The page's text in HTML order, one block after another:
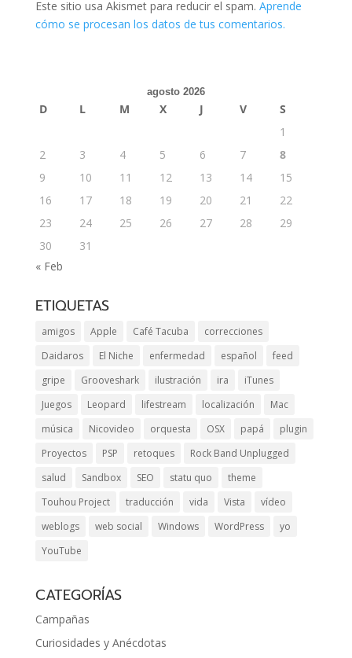
Este sitio usa Akismet para reducir el spam. Aprende
cómo se procesan los datos de tus comentarios.
agosto 2026
D L M X J V
S
1
2
3 4 5 6 7
8
9
10 11 12 13 14
15
16
17 18 19 20 21
22
23
24 25 26 27 28
29
30
31
« Feb
ETIQUETAS
amigos Apple Café Tacuba
correcciones
Daidaros
El Niche enfermedad español
feed
gripe
Grooveshark ilustración ira
iTunes
Juegos
Leopard lifestream localización
Mac
música
Nicovideo orquesta OSX papá
plugin
Proyectos
PSP retoques
Rock Band Unplugged
salud
Sandbox SEO statu quo
theme
Touhou Project
traducción vida Vista
vídeo
weblogs
web social Windows WordPress
yo
YouTube
CATEGORÍAS
Campañas
Curiosidades y Anécdotas